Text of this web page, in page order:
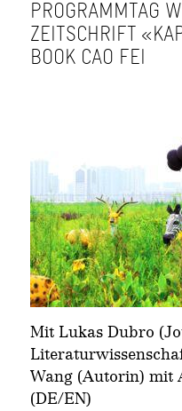
PROGRAMMTAG
ZEITSCHRIFT
BOOK CAO FEI
Mit Lukas Dubro
Wang (Autorin) mit
(DE/EN)